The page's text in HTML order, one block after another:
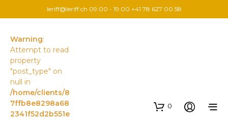
leriff@leriff.ch 09:00 - 19:00 +41 78 627 00 58
Warning:
Attempt to read
property
"post_type" on
null in
/home/clients/8
7ffb8e8298a68
2341f52d2b551e
0